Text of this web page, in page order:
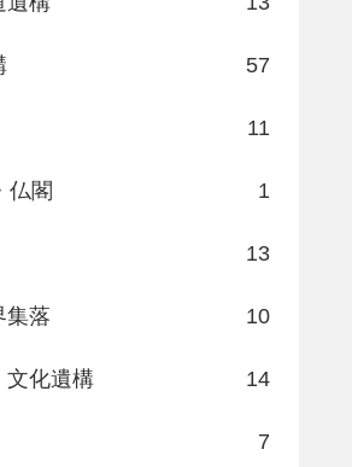
57
11
仏閣 1
13
集落 10
文化遺構 14
7